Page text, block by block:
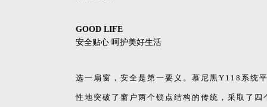
GOOD LIFE
安全贴心 呵护美好生活
选一扇窗，安全是第一要义。慕尼黑Y118系统
性地突破了窗户两个锁点结构的传统，采取了